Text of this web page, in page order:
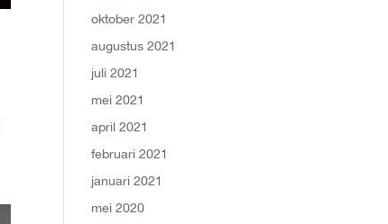
oktober 2021
augustus 2021
juli 2021
mei 2021
april 2021
februari 2021
januari 2021
mei 2020